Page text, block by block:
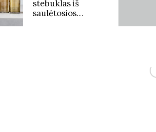
stebuklas iš
saulėtosios